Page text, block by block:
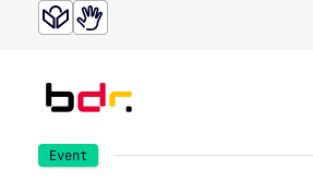
Direkt zur Suche
Direkt zum Inhalt
Event